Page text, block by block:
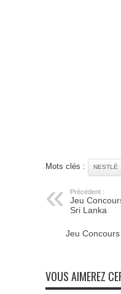
Mots clés : NESTLÉ
Précédent :
Jeu
Sri Lanka
Jeu
VOUS AIMEREZ